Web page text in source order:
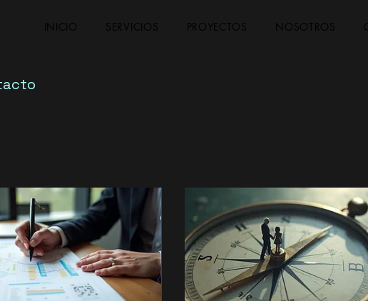
INICIO SERVICIOS PROYECTOS NOSOTROS